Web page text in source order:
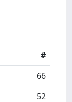
#
66
52